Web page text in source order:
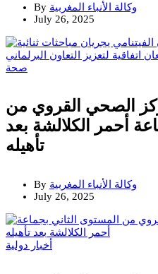
By وكالة الأنباء المغربية
July 26, 2025
صحة
الصحي القروي من
أحمر الكلالشة بعد
تأهيله
By وكالة الأنباء المغربية
July 26, 2025
أخبار دولية